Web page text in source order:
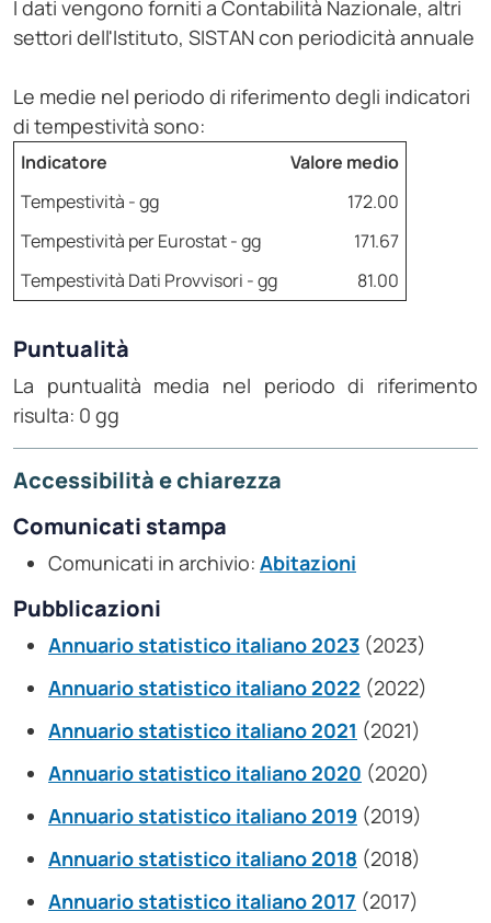
I dati vengono forniti a Contabilità Nazionale, altri
settori dell'Istituto, SISTAN con periodicità annuale
Le medie nel periodo di riferimento degli indicatori
di tempestività sono:
Indicatore
Valore medio
Tempestività - gg
172.00
Tempestività per Eurostat - gg
171.67
Tempestività Dati Provvisori - gg
81.00
Puntualità
La puntualità media nel periodo di riferimento
risulta: 0 gg
Accessibilità e chiarezza
Comunicati stampa
Comunicati in archivio: Abitazioni
Pubblicazioni
Annuario statistico italiano 2023 (2023)
Annuario statistico italiano 2022 (2022)
Annuario statistico italiano 2021 (2021)
Annuario statistico italiano 2020 (2020)
Annuario statistico italiano 2019 (2019)
Annuario statistico italiano 2018 (2018)
Annuario statistico italiano 2017 (2017)